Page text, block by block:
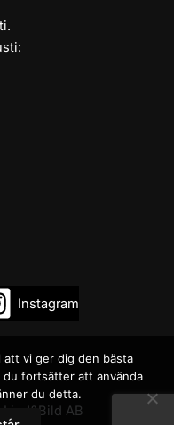
Instagram
AB
vi ger dig den bästa
du fortsätter att använda
du detta.